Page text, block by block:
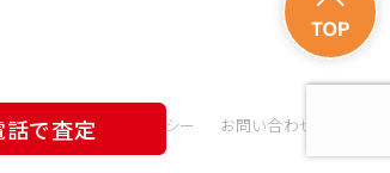
話で査定
る取組み サイトポリシー お問い合わせ